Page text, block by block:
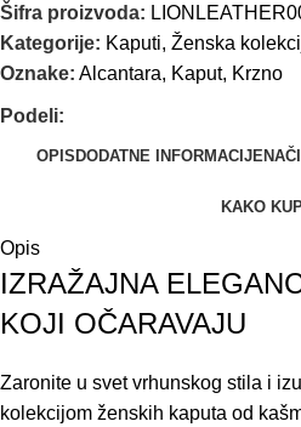
Šifra proizvoda:
Kategorije: Kaputi, Ženska
Oznake: Alcantara, Kaput, Krzno
Podeli:
OPIS DODATNE INFORMACIJE
KAKO
Opis
IZRAŽAJNA
KOJI OČARAVAJU
Zaronite u svet vrhunskog stila i
kolekcijom ženskih kaputa od